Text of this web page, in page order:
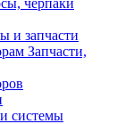
и запчасти
Запчасти,
системы